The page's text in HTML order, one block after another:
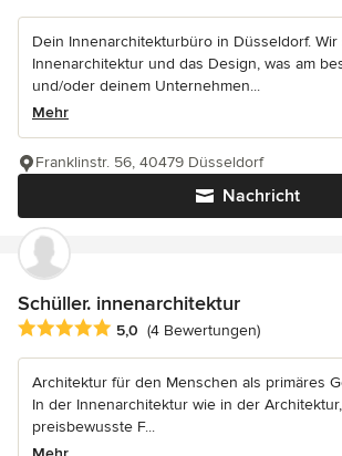
Dein Innenarchitekturbüro in Düsseldorf.
Innenarchitektur und das Design, was am
und/oder deinem Unternehmen...
Mehr
Nachricht
Franklinstr. 56, 40479 Düsseldorf
Schüller. innenarchitektur
Durchschnittliche Bewertung: 5 von 5
5,0 (4 Bewertungen)
Architektur für den Menschen als primäres
In der Innenarchitektur wie in der
preisbewusste F...